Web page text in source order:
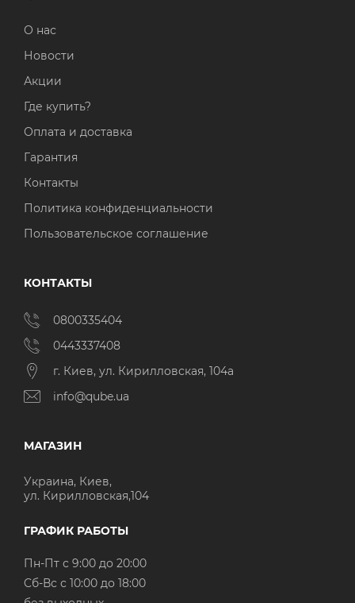
О нас
Новости
Акции
Где купить?
Оплата и доставка
Гарантия
Контакты
Политика конфиденциальности
Пользовательское соглашение
КОНТАКТЫ
0800335404
0443337408
г. Киев, ул. Кирилловская, 104а
info@qube.ua
МАГАЗИН
Украина, Киев,
ул. Кирилловская,104
ГРАФИК РАБОТЫ
Пн-Пт с 9:00 до 20:00
Cб-Вс с 10:00 до 18:00